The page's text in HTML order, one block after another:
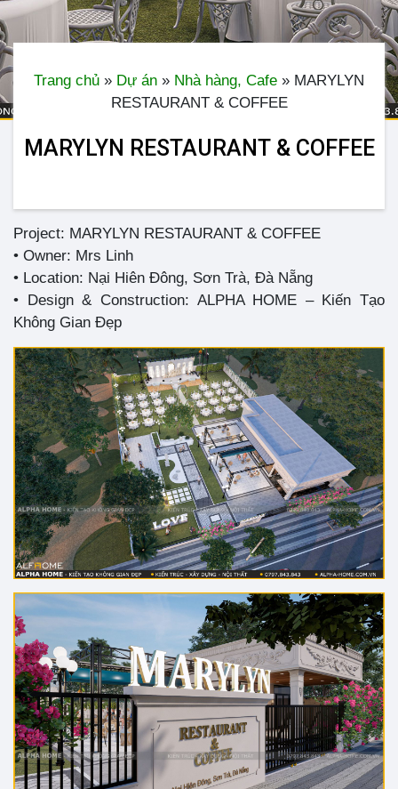
Trang chủ » Dự án » Nhà hàng, Cafe » MARYLYN
RESTAURANT & COFFEE
MARYLYN RESTAURANT & COFFEE
Project: MARYLYN RESTAURANT & COFFEE
• Owner: Mrs Linh
• Location: Nại Hiên Đông, Sơn Trà, Đà Nẵng
• Design & Construction: ALPHA HOME – Kiến Tạo
Không Gian Đẹp